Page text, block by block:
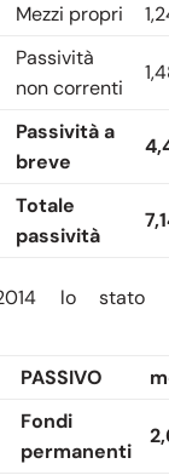
Mezzi propri
Passività
non correnti
Passività a
breve
Totale
passività
lo stato
PASSIVO
Fondi
permanenti